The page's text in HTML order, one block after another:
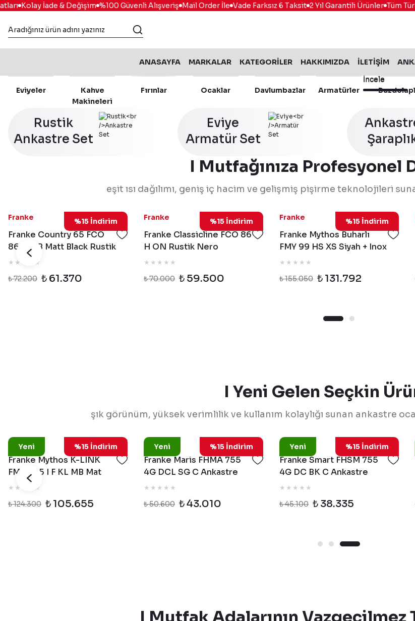
Kolay İade & Değişim %100 Güvenli Alışveriş Mail Order İle Vade Farksız 6 Taksit 2 Yıl Garantili Ürünler Tüm
ANASAYFA MARKALAR KATEGORİLER HAKKIMIZDA İLETİŞİM
Eviyeler
Kahve
Makineleri
Fırınlar Ocaklar Davlumbazlar Armatürler
İncele
İncele
İncele
Rustik
Ankastre Set
Eviye
Armatür Set
I Mutfağınıza Profesyonel
eşit ısı dağılımı, geniş iç hacim ve gelişmiş pişirme teknolojileri
%15 İndirim
Franke 116.0696.543
Franke Country 65 FCO
86 H MB Matt Black Rustik
Ankastre Fırın
₺ 72.200 ₺ 61.370
%15 İndirim
Franke 116.0737.942
Franke Classicline FCO 86
H ON Rustik Nero
Ankastre Fırın
₺ 70.000 ₺ 59.500
%15 İndirim
Franke 116.0613.706
Franke Mythos Buharlı
FMY 99 HS XS Siyah + Inox
Ankastre Fırın
₺ 155.050 ₺ 131.792
I Yeni Gelen Seçkin
şık görünüm, yüksek verimlilik ve kullanım kolaylığı sunan ankastre
Yeni %15 İndirim
Franke 108.0733.617
Franke Mythos K-LINK
FMY 805 I F KL MB Mat
Siyah İndüksiyonlu
₺ 124.300 ₺ 105.655
Yeni %15 İndirim
Franke 106.0734.779
Franke Maris FHMA 755
4G DCL SG C Ankastre
Cam Ocak
₺ 50.600 ₺ 43.010
Yeni %15 İndirim
Franke 106.0734.776
Franke Smart FHSM 755
4G DC BK C Ankastre
Cam Ocak
₺ 45.100 ₺ 38.335
I Mutfak Adalarının Vazgeçilmez